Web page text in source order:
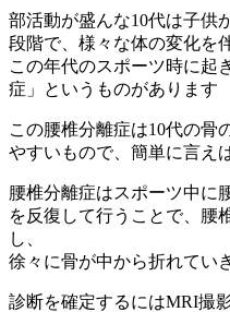
部活動が盛んな10代は子供
段階で、様々な体の変化を
この年代のスポーツ時に起
症」というものがあります
この腰椎分離症は10代の骨
やすいもので、簡単に言え
腰椎分離症はスポーツ中に
を反復して行うことで、腰
し、
徐々に骨が中から折れてい
診断を確定するにはMRI撮